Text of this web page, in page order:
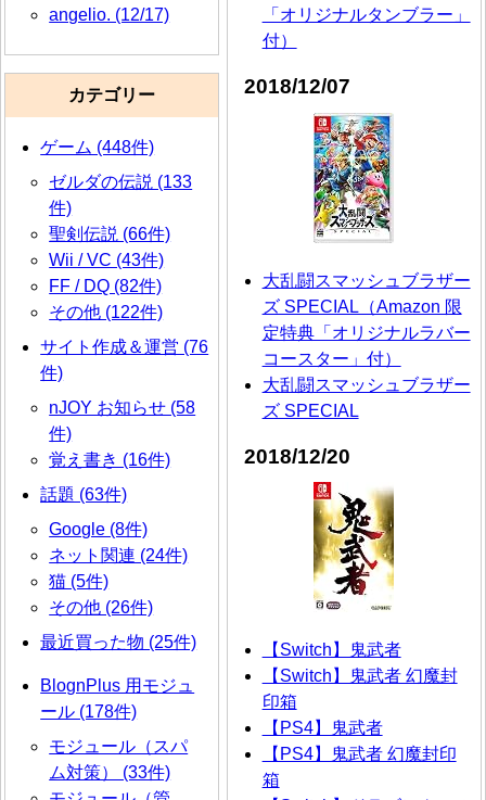
angelio. (12/17)
カテゴリー
ゲーム (448件)
ゼルダの伝説 (133
件)
聖剣伝説 (66件)
Wii / VC (43件)
FF / DQ (82件)
その他 (122件)
サイト作成＆運営 (76
件)
nJOY お知らせ (58
件)
覚え書き (16件)
話題 (63件)
Google (8件)
ネット関連 (24件)
猫 (5件)
その他 (26件)
最近買った物 (25件)
BlognPlus 用モジュ
ール (178件)
モジュール（スパ
ム対策） (33件)
「オリジナルタンブラー」
付）
2018/12/07
大乱闘スマッシュブラザー
ズ SPECIAL（Amazon 限
定特典「オリジナルラバー
コースター」付）
大乱闘スマッシュブラザー
ズ SPECIAL
2018/12/20
【Switch】鬼武者
【Switch】鬼武者 幻魔封
印箱
【PS4】鬼武者
【PS4】鬼武者 幻魔封印
箱